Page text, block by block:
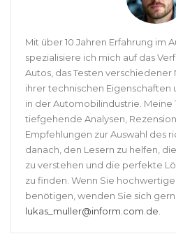
Mit über 10 Jahren Erfahrung im
spezialisiere ich mich auf das
Autos, das Testen verschiedener
ihrer technischen Eigenschaften
in der Automobilindustrie. Meine
tiefgehende Analysen,
Empfehlungen zur Auswahl des
danach, den Lesern zu helfen,
zu verstehen und die perfekte
zu finden. Wenn Sie
benötigen, wenden Sie sich
lukas_muller@inform.com.de.